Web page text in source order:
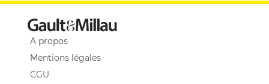
A propos
Mentions légales
CGU